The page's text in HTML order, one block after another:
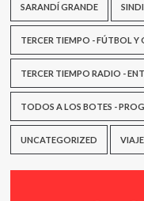
SARANDÍ GRANDE
TERCER TIEMPO - FÚTBOL Y
TERCER TIEMPO RADIO -
TODOS A LOS BOTES -
UNCATEGORIZED